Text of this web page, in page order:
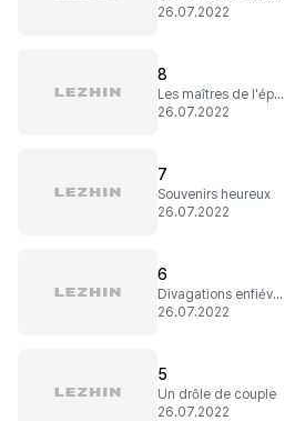
26.07.2022
8
Les maîtres de l'épée
26.07.2022
7
Souvenirs heureux
26.07.2022
6
Divagations enfiévrées
26.07.2022
5
Un drôle de couple
26.07.2022